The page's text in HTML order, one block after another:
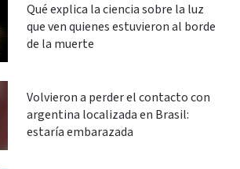
Qué explica la ciencia sobre la luz
que ven quienes estuvieron al borde
de la muerte
Volvieron a perder el contacto con
argentina localizada en Brasil:
estaría embarazada